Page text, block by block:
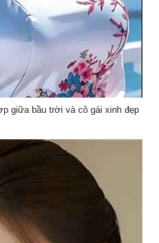
giữa bầu trời và cô gái xinh đẹp